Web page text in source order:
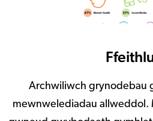
Archwiliwch grynodebau
mewnwelediadau allweddol.